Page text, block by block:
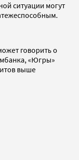
ситуации могут
говорить о
«Югры»
выше